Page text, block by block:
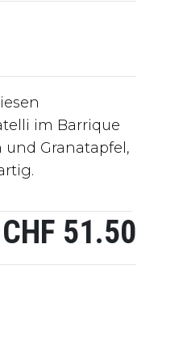
im Barrique
Granatapfel,
CHF 51.50